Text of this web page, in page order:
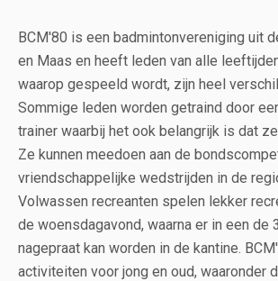
BCM'80 is een badmintonvereniging uit
en Maas en heeft leden van alle
waarop gespeeld wordt, zijn heel
Sommige leden worden getraind door
trainer waarbij het ook belangrijk is dat
Ze kunnen meedoen aan de
vriendschappelijke wedstrijden in de
Volwassen recreanten spelen lekker
de woensdagavond, waarna er in een de
nagepraat kan worden in de kantine.
activiteiten voor jong en oud, waaronder